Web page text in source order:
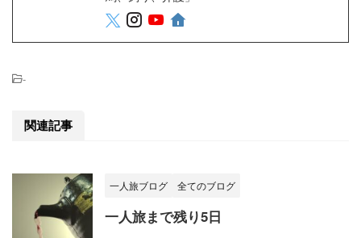
-
関連記事
一人旅ブログ 全てのブログ
一人旅まで残り5日